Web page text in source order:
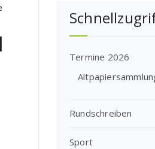
Termine 2026
Rundschreiben
Sport